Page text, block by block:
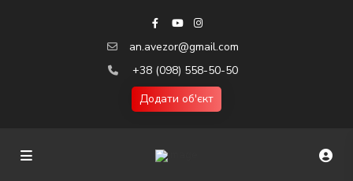
an.avezor@gmail.com
+38 (098) 558-50-50
Додати об'єкт